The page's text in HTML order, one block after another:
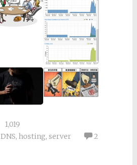
1,019
DNS, hosting, server
2